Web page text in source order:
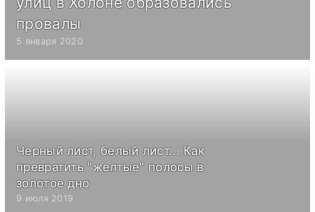
провалы
5 января 2020
Черный лист, белый лист... Как
превратить "желтые" полосы в
золотое дно
9 июля 2019